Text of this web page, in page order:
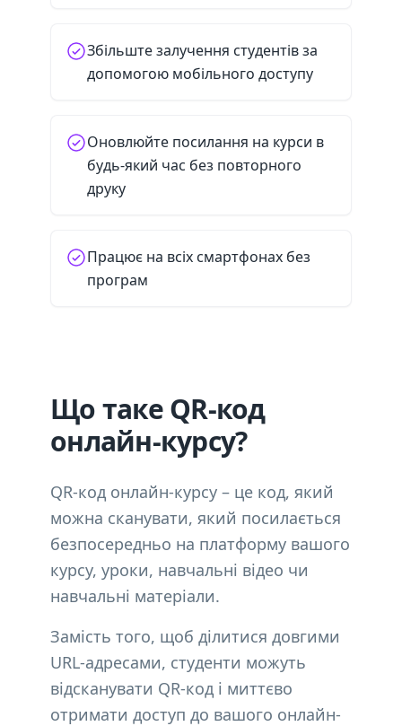
Збільште залучення студентів за
допомогою мобільного доступу
Оновлюйте посилання на курси в
будь-який час без повторного
друку
Працює на всіх смартфонах без
програм
Що таке QR-код
онлайн-курсу?
QR-код онлайн-курсу – це код, який
можна сканувати, який посилається
безпосередньо на платформу вашого
курсу, уроки, навчальні відео чи
навчальні матеріали.
Замість того, щоб ділитися довгими
URL-адресами, студенти можуть
відсканувати QR-код і миттєво
отримати доступ до вашого онлайн-